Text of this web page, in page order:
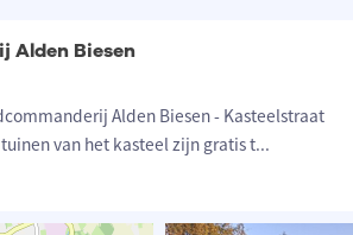
Alden Biesen
Alden Biesen - Kasteelstraat
van het kasteel zijn gratis t...